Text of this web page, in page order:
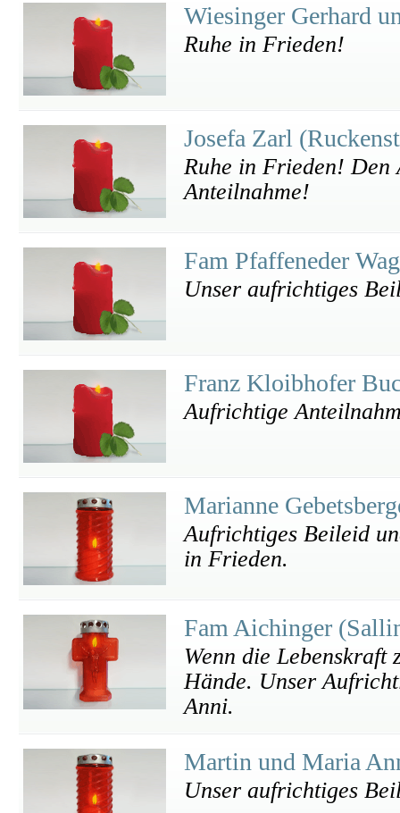
Wiesinger Gerhard
Ruhe in Frieden!
Josefa Zarl
Ruhe in Frieden! Den
Anteilnahme!
Fam Pfaffeneder
Unser aufrichtiges
Franz Kloibhofer
Aufrichtige
Marianne
Aufrichtiges Beileid
in Frieden.
Fam Aichinger
Wenn die Lebenskraft
Hände. Unser
Anni.
Martin und Maria
Unser aufrichtiges